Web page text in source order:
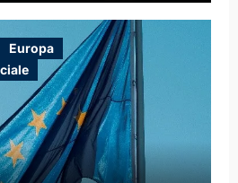
GEOPOLITICA:
DELLE RETI
EUROPEE NEL
DELLA GUERRA
IBRIDA
Europa